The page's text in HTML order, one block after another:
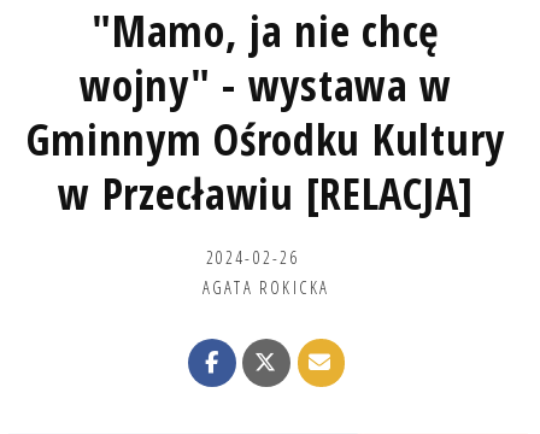
"Mamo, ja nie chcę
wojny" - wystawa w
Gminnym Ośrodku Kultury
w Przecławiu [RELACJA]
2024-02-26
AGATA ROKICKA